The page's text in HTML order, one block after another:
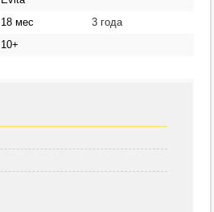
18 мес
3 года
10+